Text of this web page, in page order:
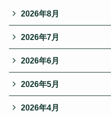
2026年8月
2026年7月
2026年6月
2026年5月
2026年4月